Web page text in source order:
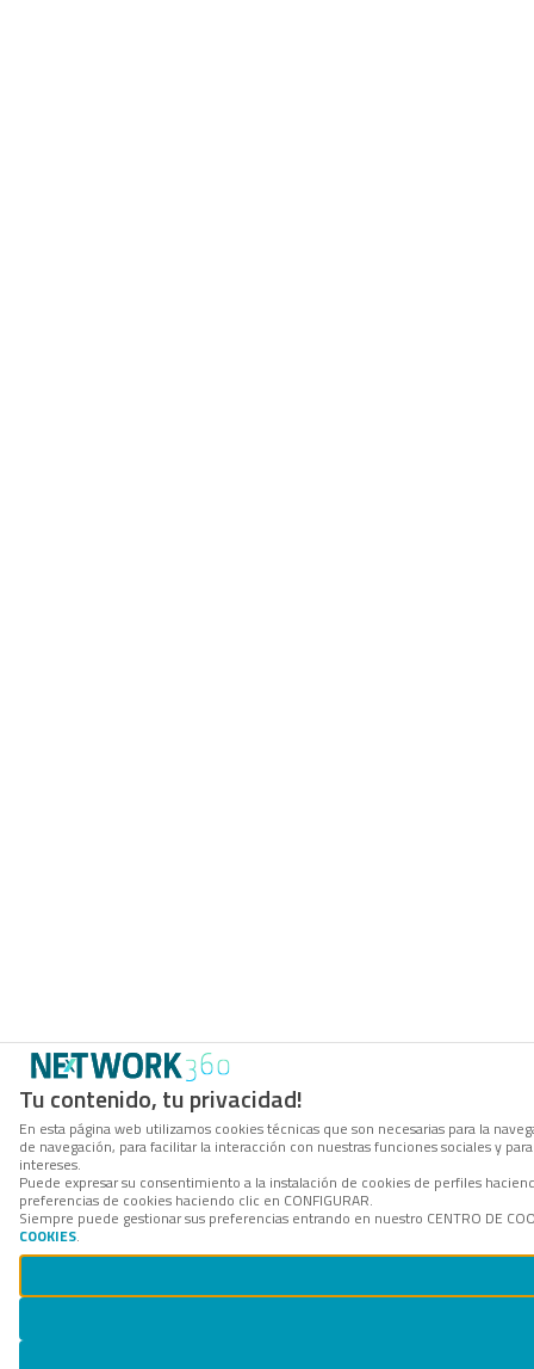
Tu contenido, tu privacidad!
En esta página web utilizamos cookies técnicas que son necesarias para la
de navegación, para facilitar la interacción con nuestras funciones sociales y
intereses.
Puede expresar su consentimiento a la instalación de cookies de perfiles
preferencias de cookies haciendo clic en CONFIGURAR.
Siempre puede gestionar sus preferencias entrando en nuestro CENTRO DE
COOKIES.